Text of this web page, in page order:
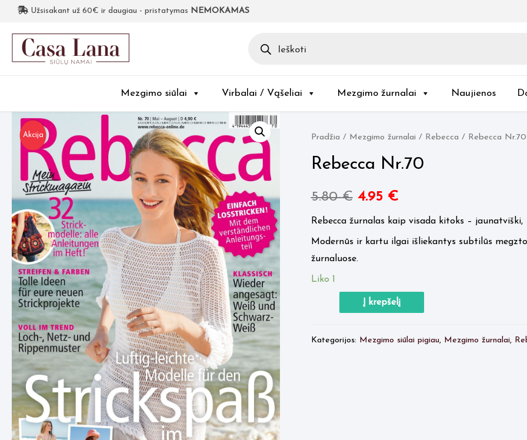
Užsisakant už 60€ ir daugiau - pristatymas NEMOKAMAS
search
Mezgimo siūlai Virbalai / Vąšeliai Mezgimo žurnalai Naujienos
Akcija Pradžia / Mezgimo žurnalai / Rebecca / Rebecca Nr.70
Rebecca Nr.70
5.80€ Original
price
was:
4.95 €Current
price
is:
Rebecca žurnalas kaip visada kitoks –
Modernūs ir kartu ilgai išliekantys subtilūs
žurnaluose.
Liko 1
Į krepšelį
Kategorijos: Mezgimo siūlai pigiau, Mezgimo žurnalai,